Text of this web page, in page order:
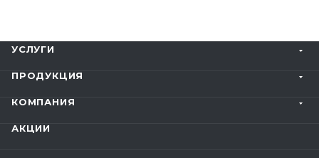
УСЛУГИ
ПРОДУКЦИЯ
КОМПАНИЯ
АКЦИИ